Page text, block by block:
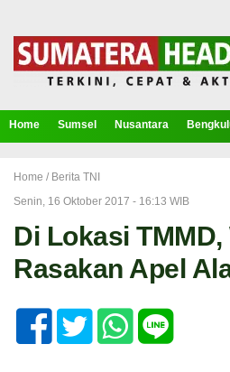
Home Sumsel Nusantara
Home / Berita TNI
Senin, 16 Oktober 2017 - 16:13 WIB
Di Lokasi TMMD,
Rasakan Apel